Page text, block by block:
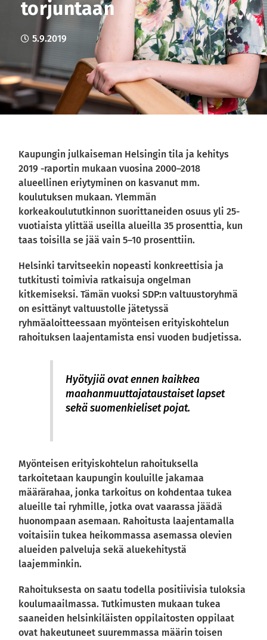
torjuntaan
5.9.2019
Kaupungin julkaiseman Helsingin tila ja kehitys
2019 -raportin mukaan vuosina 2000–2018
alueellinen eriytyminen on kasvanut mm.
koulutuksen mukaan. Ylemmän
korkeakoulututkinnon suorittaneiden osuus yli 25-
vuotiaista ylittää useilla alueilla 35 prosenttia, kun
taas toisilla se jää vain 5–10 prosenttiin.
Helsinki tarvitseekin nopeasti konkreettisia ja
tutkitusti toimivia ratkaisuja ongelman
kitkemiseksi. Tämän vuoksi SDP:n valtuustoryhmä
on esittänyt valtuustolle jätetyssä
ryhmäaloitteessaan myönteisen erityiskohtelun
rahoituksen laajentamista ensi vuoden budjetissa.
Hyötyjiä ovat ennen kaikkea
maahanmuuttajataustaiset lapset
sekä suomenkieliset pojat.
Myönteisen erityiskohtelun rahoituksella
tarkoitetaan kaupungin kouluille jakamaa
määrärahaa, jonka tarkoitus on kohdentaa tukea
alueille tai ryhmille, jotka ovat vaarassa jäädä
huonompaan asemaan. Rahoitusta laajentamalla
voitaisiin tukea heikommassa asemassa olevien
alueiden palveluja sekä aluekehitystä
laajemminkin.
Rahoituksesta on saatu todella positiivisia tuloksia
koulumaailmassa. Tutkimusten mukaan tukea
saaneiden helsinkiläisten oppilaitosten oppilaat
ovat hakeutuneet suuremmassa määrin toisen